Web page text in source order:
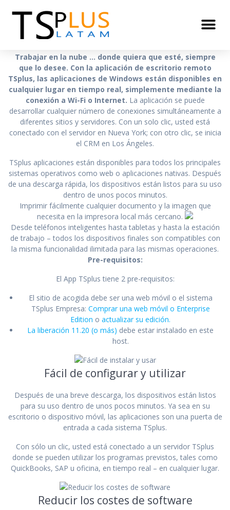
TSplus Mobile App
Trabajar en la nube … donde quiera que esté, siempre
que lo desee. Con la aplicación de escritorio remoto
TSplus, las aplicaciones de Windows están disponibles en
cualquier lugar en tiempo real, simplemente mediante la
conexión a Wi-Fi o Internet. La aplicación se puede
desarrollar cualquier número de conexiones simultáneamente a
diferentes sitios y servidores. Con un solo clic, usted está
conectado con el servidor en Nueva York; con otro clic, se inicia
el CRM en Los Ángeles.
TSplus aplicaciones están disponibles para todos los principales
sistemas operativos como web o aplicaciones nativas. Después
de una descarga rápida, los dispositivos están listos para su uso
dentro de unos pocos minutos.
Imprimir fácilmente cualquier documento y la imagen que
necesita en la impresora local más cercano.
Desde teléfonos inteligentes hasta tabletas y hasta la estación
de trabajo – todos los dispositivos finales son compatibles con
la misma funcionalidad ilimitada para las mismas operaciones.
Pre-requisitos:
El App TSplus tiene 2 pre-requisitos:
El sitio de acogida debe ser una web móvil o el sistema
TSplus Empresa: Comprar una web móvil o Enterprise
Edition o actualizar su edición.
La liberación 11.20 (o más) debe estar instalado en este
host.
Fácil de configurar y utilizar
Después de una breve descarga, los dispositivos están listos
para su uso dentro de unos pocos minutos. Ya sea en su
escritorio o dispositivo móvil, las aplicaciones son una puerta de
entrada a cada sistema TSplus.
Con sólo un clic, usted está conectado a un servidor TSplus
donde se pueden utilizar los programas previstos, tales como
QuickBooks, SAP u oficina, en tiempo real – en cualquier lugar.
Reducir los costes de software